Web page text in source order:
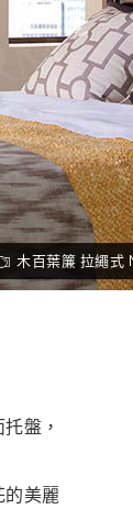
木百葉簾 拉繩式
盤，
美麗